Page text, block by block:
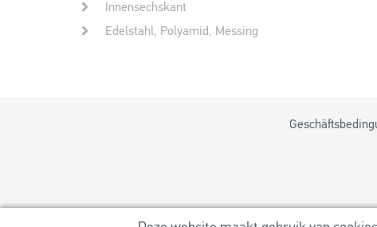
Innensechskant
Edelstahl, Polyamid, Messing